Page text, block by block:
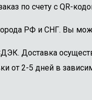
по счету с QR-
РФ и СНГ. Вы
Доставка
от 2-5 дней в